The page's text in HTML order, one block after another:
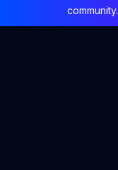
community.